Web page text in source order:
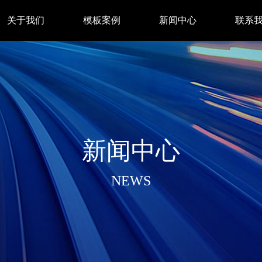
关于我们 模板案例 新闻中心 联系
新闻中心
NEWS